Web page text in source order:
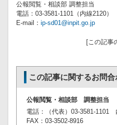
公報閲覧・相談部 調整担当
電話：03-3581-1101（内線2120）
E-mail： ip-sd01@inpit.go.jp
[この記事
この記事に関するお問
公報閲覧・相談部 調整担当
電話：（代表）03-3581-1101
FAX：03-3502-8916